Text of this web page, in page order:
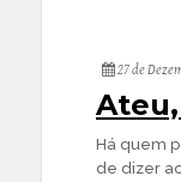
27 de
Há quem
de dizer